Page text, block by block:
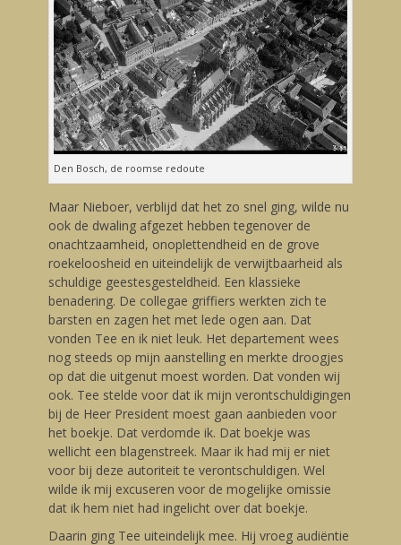
Den Bosch, de roomse redoute
Maar Nieboer, verblijd dat het zo snel ging, wilde nu
ook de dwaling afgezet hebben tegenover de
onachtzaamheid, onoplettendheid en de grove
roekeloosheid en uiteindelijk de verwijtbaarheid als
schuldige geestesgesteldheid. Een klassieke
benadering. De collegae griffiers werkten zich te
barsten en zagen het met lede ogen aan. Dat
vonden Tee en ik niet leuk. Het departement wees
nog steeds op mijn aanstelling en merkte droogjes
op dat die uitgenut moest worden. Dat vonden wij
ook. Tee stelde voor dat ik mijn verontschuldigingen
bij de Heer President moest gaan aanbieden voor
het boekje. Dat verdomde ik. Dat boekje was
wellicht een blagenstreek. Maar ik had mij er niet
voor bij deze autoriteit te verontschuldigen. Wel
wilde ik mij excuseren voor de mogelijke omissie
dat ik hem niet had ingelicht over dat boekje.
Daarin ging Tee uiteindelijk mee. Hij vroeg audiëntie